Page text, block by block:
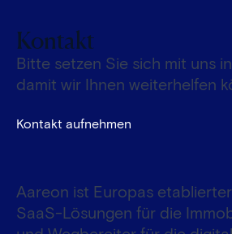
Kontakt
Bitte setzen Sie sich mit uns
damit wir Ihnen weiterhelfen
Kontakt aufnehmen
Aareon ist Europas
SaaS-Lösungen für die